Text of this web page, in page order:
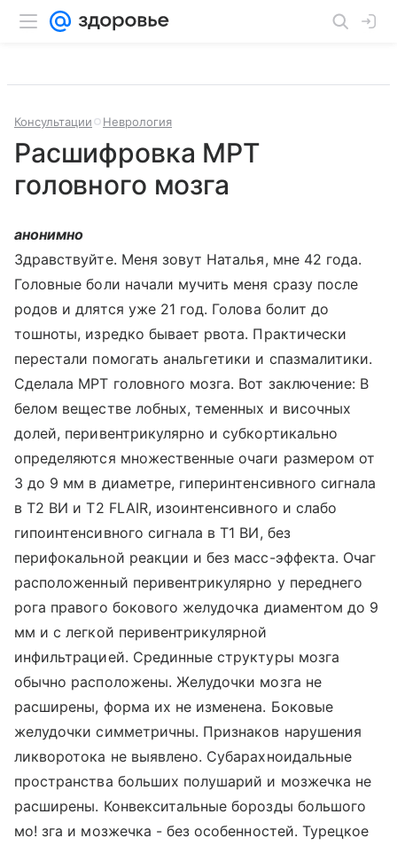
Консультации Неврология
Расшифровка МРТ
головного мозга
анонимно
Здравствуйте. Меня зовут Наталья, мне 42 года.
Головные боли начали мучить меня сразу после
родов и длятся уже 21 год. Голова болит до
тошноты, изредко бывает рвота. Практически
перестали помогать анальгетики и спазмалитики.
Сделала МРТ головного мозга. Вот заключение: В
белом веществе лобных, теменных и височных
долей, перивентрикулярно и субкортикально
определяются множественные очаги размером от
3 до 9 мм в диаметре, гиперинтенсивного сигнала
в Т2 ВИ и Т2 FLAIR, изоинтенсивного и слабо
гипоинтенсивного сигнала в Т1 ВИ, без
перифокальной реакции и без масс-эффекта. Очаг
расположенный перивентрикулярно у переднего
рога правого бокового желудочка диаментом до 9
мм и с легкой перивентрикулярной
инфильтрацией. Срединные структуры мозга
обычно расположены. Желудочки мозга не
расширены, форма их не изменена. Боковые
желудочки симметричны. Признаков нарушения
ликворотока не выявлено. Субарахноидальные
пространства больших полушарий и мозжечка не
расширены. Конвекситальные борозды большого
мо! зга и мозжечка - без особенностей. Турецкое